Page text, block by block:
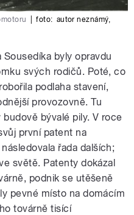
foto: autor neznámý,
byly opravdu
svých rodičů. Poté, co
podlaha stavení,
provozovně. Tu
bývalé pily. V roce
první patent na
řada dalších;
světě. Patenty dokázal
podnik se utěšeně
pevné místo na domácím
továrně tisící